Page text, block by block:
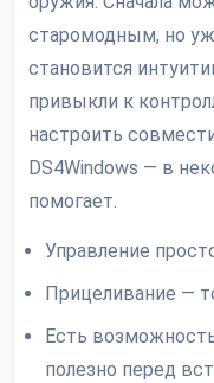
старомодным, но
становится
привыкли к
настроить
DS4Windows — в
помогает.
Управление
Прицеливание —
Есть
полезно перед